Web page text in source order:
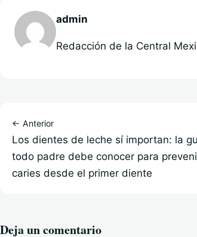
admin
Redacción de la Central
← Anterior
Los dientes de leche sí importan: la
todo padre debe conocer para
caries desde el primer diente
Deja un comentario